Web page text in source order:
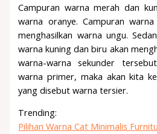
Campuran warna merah dan
warna oranye. Campuran
menghasilkan warna ungu.
warna kuning dan biru akan
warna-warna sekunder
warna primer, maka akan kita
yang disebut warna tersier.
Trending:
Pilihan Warna Cat Minimalis